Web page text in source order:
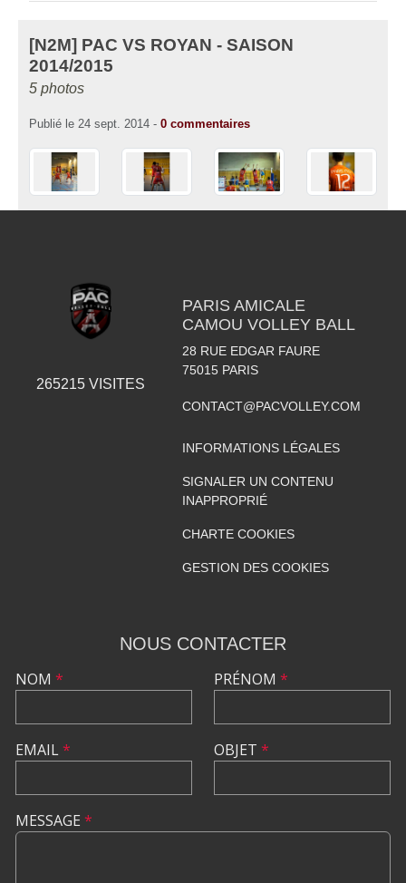
[N2M] PAC VS ROYAN - SAISON
2014/2015
5 photos
Publié le 24 sept. 2014 - 0 commentaires
265215 VISITES
PARIS AMICALE
CAMOU VOLLEY BALL
28 RUE EDGAR FAURE
75015 PARIS
CONTACT@PACVOLLEY.COM
INFORMATIONS LÉGALES
SIGNALER UN CONTENU
INAPPROPRIÉ
CHARTE COOKIES
GESTION DES COOKIES
NOUS CONTACTER
NOM *
EMAIL*
PRÉNOM *
OBJET *
MESSAGE *